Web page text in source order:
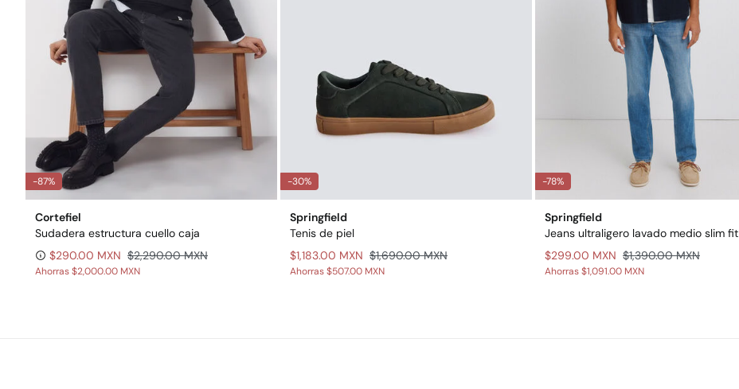
-87%
Cortefiel
Sudadera estructura cuello caja
$290.00 MXN $2,290.00 MXN
Ahorras$2,000.00 MXN
-30%
Springfield
Tenis de piel
$1,183.00 MXN $1,690.00 MXN
Ahorras$507.00 MXN
-78%
Springfield
Jeans ultraligero lavado medio slim fit
$299.00 MXN $1,390.00 MXN
Ahorras$1,091.00 MXN